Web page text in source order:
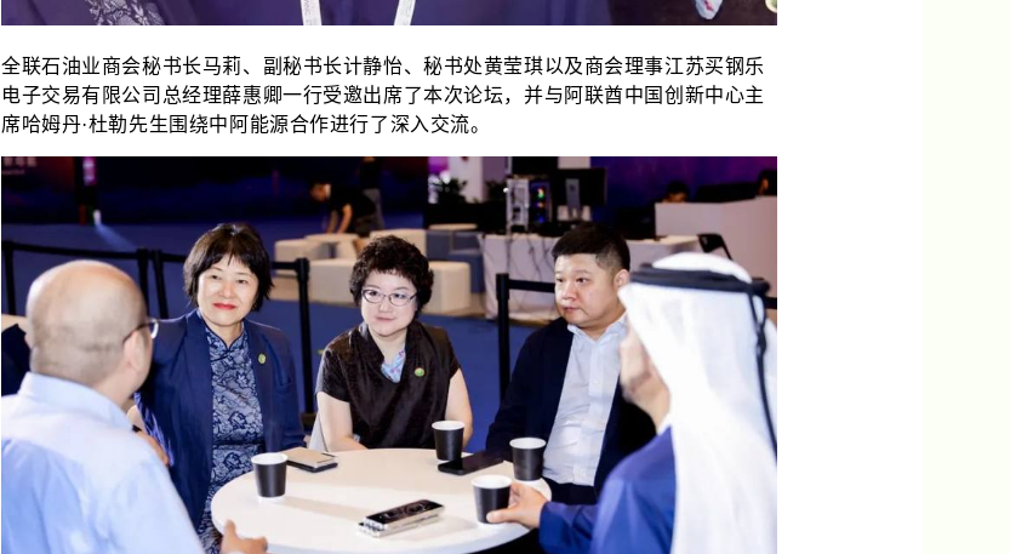
全联石油业商会秘书长马莉、副秘书长计静怡、秘书处黄莹琪以及商会理事江苏买钢乐
电子交易有限公司总经理薛惠卿一行受邀出席了本次论坛，并与阿联酋中国创新中心主
席哈姆丹·杜勒先生围绕中阿能源合作进行了深入交流。